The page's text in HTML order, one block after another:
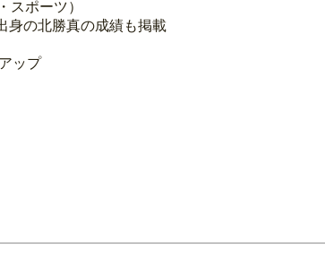
スポーツ）
身の北勝真の成績も掲載
ップ